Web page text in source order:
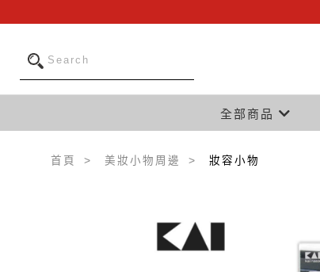
全部商品
首頁 美妝小物周邊 妝容小物